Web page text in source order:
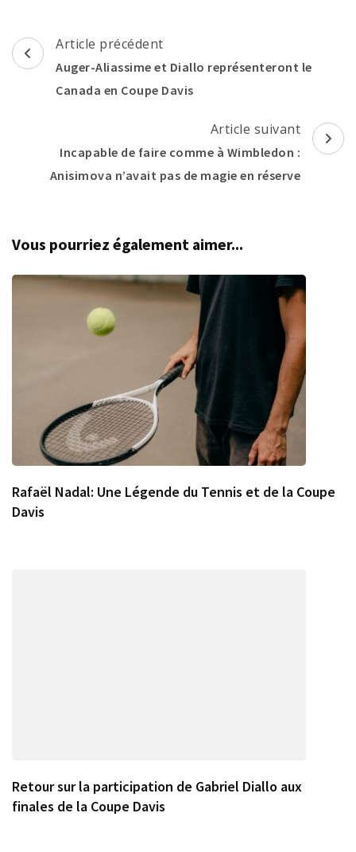
Navigation
d'article
Article précédent
Auger-Aliassime et Diallo représenteront le
Canada en Coupe Davis
Article suivant
Incapable de faire comme à Wimbledon :
Anisimova n’avait pas de magie en réserve
Vous pourriez également aimer...
Rafaël Nadal: Une Légende du Tennis et de la Coupe
Davis
Retour sur la participation de Gabriel Diallo aux
finales de la Coupe Davis